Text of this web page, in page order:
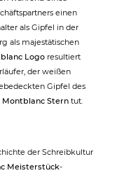
einen
als Gipfel in der
als majestätischen
Logo resultiert
der weißen
Gipfel des
Montblanc Stern tut.
der Schreibkultur
Meisterstück-